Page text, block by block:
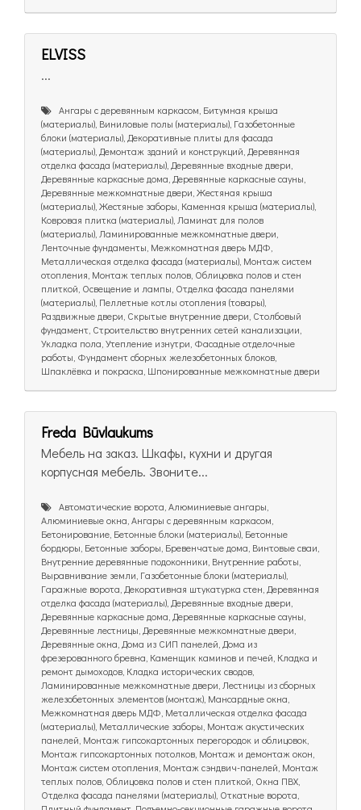
ELVISS
...
Ангары с деревянным каркасом, Битумная крыша
(материалы), Виниловые полы (материалы), Газобетонные
блоки (материалы), Декоративные плиты для фасада
(материалы), Демонтаж зданий и конструкций, Деревянная
отделка фасада (материалы), Деревянные входные двери,
Деревянные каркасные дома, Деревянные каркасные сауны,
Деревянные межкомнатные двери, Жестяная крыша
(материалы), Жестяные заборы, Каменная крыша (материалы),
Ковровая плитка (материалы), Ламинат для полов
(материалы), Ламинированные межкомнатные двери,
Ленточные фундаменты, Межкомнатная дверь МДФ,
Металлическая отделка фасада (материалы), Монтаж систем
отопления, Монтаж теплых полов, Облицовка полов и стен
плиткой, Освещение и лампы, Отделка фасада панелями
(материалы), Пеллетные котлы отопления (товары),
Раздвижные двери, Скрытые внутренние двери, Столбовый
фундамент, Строительство внутренних сетей канализации,
Укладка пола, Утепление изнутри, Фасадные отделочные
работы, Фундамент сборных железобетонных блоков,
Шпаклёвка и покраска, Шпонированные межкомнатные двери
Freda Būvlaukums
Мебель на заказ. Шкафы, кухни и другая
корпусная мебель. Звоните...
Автоматические ворота, Алюминиевые ангары,
Алюминиевые окна, Ангары с деревянным каркасом,
Бетонирование, Бетонные блоки (материалы), Бетонные
бордюры, Бетонные заборы, Бревенчатые дома, Винтовые сваи,
Внутренние деревянные подоконники, Внутренние работы,
Выравнивание земли, Газобетонные блоки (материалы),
Гаражные ворота, Декоративная штукатурка стен, Деревянная
отделка фасада (материалы), Деревянные входные двери,
Деревянные каркасные дома, Деревянные каркасные сауны,
Деревянные лестницы, Деревянные межкомнатные двери,
Деревянные окна, Дома из СИП панелей, Дома из
фрезерованного бревна, Каменщик каминов и печей, Кладка и
ремонт дымоходов, Кладка исторических сводов,
Ламинированные межкомнатные двери, Лестницы из сборных
железобетонных элементов (монтаж), Мансардные окна,
Межкомнатная дверь МДФ, Металлическая отделка фасада
(материалы), Металлические заборы, Монтаж акустических
панелей, Монтаж гипсокартонных перегородок и облицовок,
Монтаж гипсокартонных потолков, Монтаж и демонтаж окон,
Монтаж систем отопления, Монтаж сэндвич-панелей, Монтаж
теплых полов, Облицовка полов и стен плиткой, Окна ПВХ,
Отделка фасада панелями (материалы), Откатные ворота,